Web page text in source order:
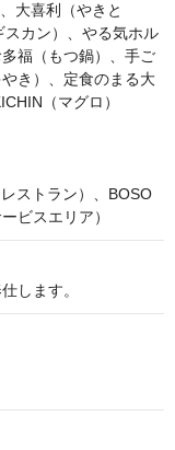
大喜利（やきと
スカン）、やる気ホル
福（もつ鍋）、手ご
き）、定食のまる大
（マグロ）
ストラン）、BOSO
ビスエリア）
します。